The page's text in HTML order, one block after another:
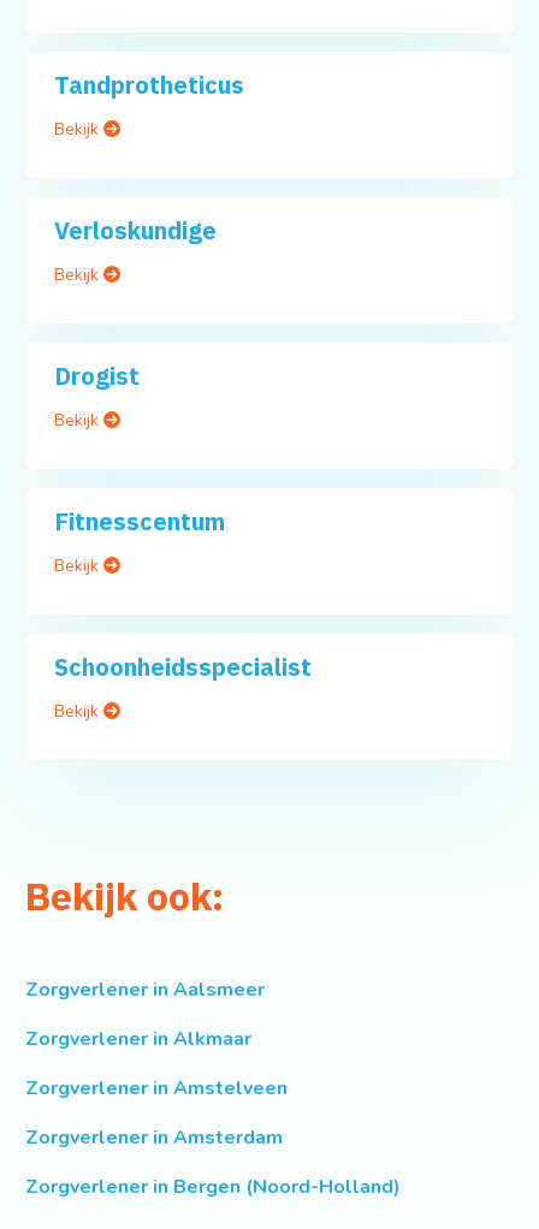
Tandprotheticus
Bekijk
Verloskundige
Bekijk
Drogist
Bekijk
Fitnesscentum
Bekijk
Schoonheidsspecialist
Bekijk
Bekijk ook:
Zorgverlener in Aalsmeer
Zorgverlener in Alkmaar
Zorgverlener in Amstelveen
Zorgverlener in Amsterdam
Zorgverlener in Bergen (Noord-Holland)